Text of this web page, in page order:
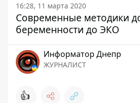
16:28, 11 марта 2020
Современные методики
беременности до ЭКО
Информатор Днепр
ЖУРНАЛИСТ
👍